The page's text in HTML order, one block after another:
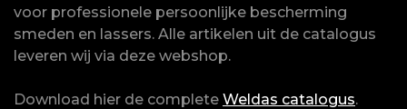
voor professionele persoonlijke bescherming
smeden en lassers. Alle artikelen uit de catalogus
leveren wij via deze webshop.
Download hier de complete Weldas catalogus.